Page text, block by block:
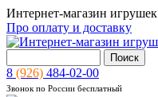
Интернет-магазин игрушек
Про оплату и доставку
8 (926) 484-02-00
Звонок по России бесплатный